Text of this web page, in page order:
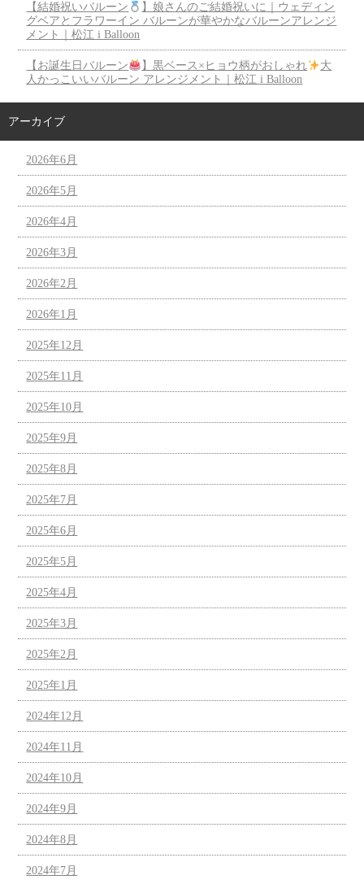
【結婚祝いバルーン
】娘さんのご結婚祝いに｜ウェディン
グベアとフラワーイン バルーンが華やかなバルーンアレンジ
メント｜松江 i Balloon
【お誕生日バルーン 】黒ベース×ヒョウ柄がおしゃれ
大
人かっこいいバルーン アレンジメント｜松江 i Balloon
アーカイブ
2026年6月
2026年5月
2026年4月
2026年3月
2026年2月
2026年1月
2025年12月
2025年11月
2025年10月
2025年9月
2025年8月
2025年7月
2025年6月
2025年5月
2025年4月
2025年3月
2025年2月
2025年1月
2024年12月
2024年11月
2024年10月
2024年9月
2024年8月
2024年7月